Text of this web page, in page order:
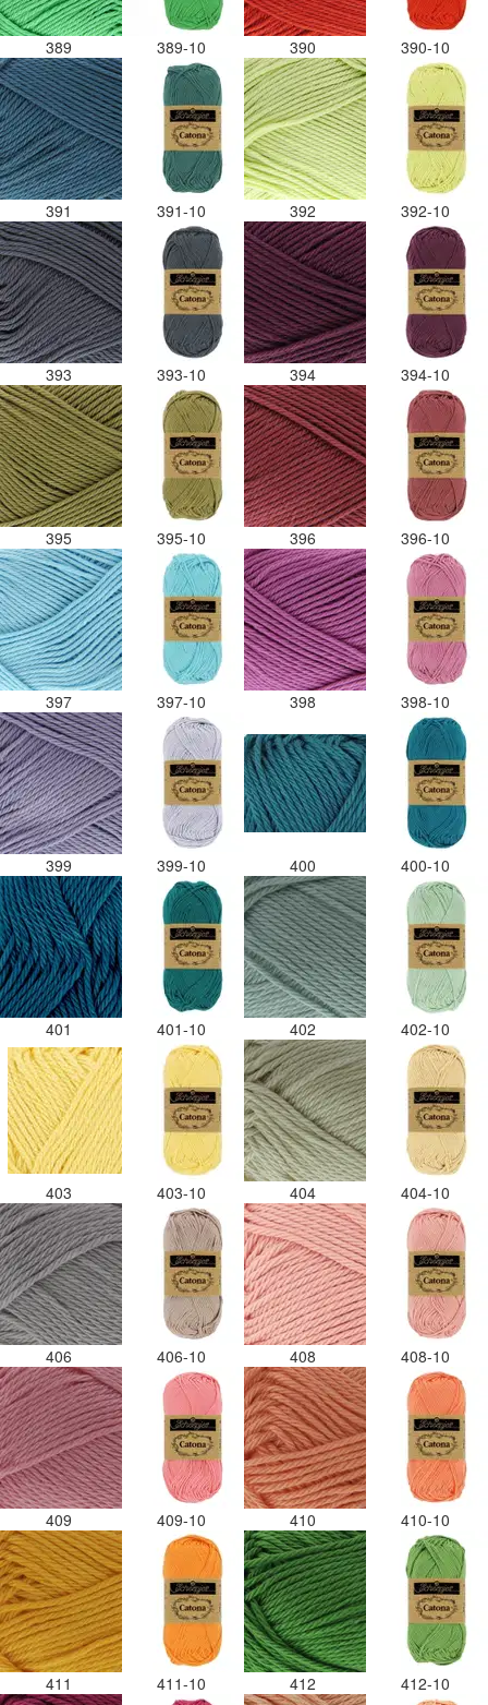
389 389-10 390 390-10
391 391-10 392 392-10
393 393-10 394 394-10
395 395-10 396 396-10
397 397-10 398 398-10
399 399-10 400 400-10
401 401-10 402 402-10
403 403-10 404 404-10
406 406-10 408 408-10
409 409-10 410 410-10
411 411-10 412 412-10